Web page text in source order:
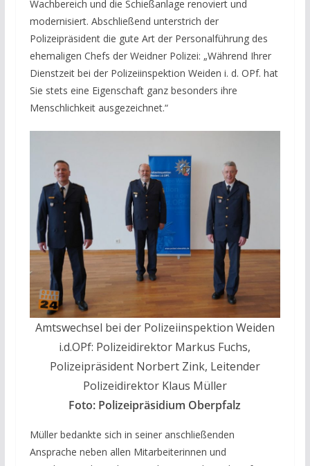
Wachbereich und die Schießanlage renoviert und
modernisiert. Abschließend unterstrich der
Polizeipräsident die gute Art der Personalführung des
ehemaligen Chefs der Weidner Polizei: „Während Ihrer
Dienstzeit bei der Polizeiinspektion Weiden i. d. OPf. hat
Sie stets eine Eigenschaft ganz besonders ihre
Menschlichkeit ausgezeichnet.“
Amtswechsel bei der Polizeiinspektion Weiden
i.d.OPf: Polizeidirektor Markus Fuchs,
Polizeipräsident Norbert Zink, Leitender
Polizeidirektor Klaus Müller
Foto: Polizeipräsidium Oberpfalz
Müller bedankte sich in seiner anschließenden
Ansprache neben allen Mitarbeiterinnen und